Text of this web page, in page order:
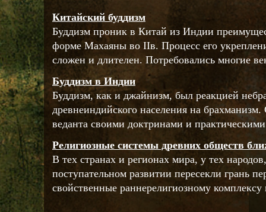
Китайский буддизм
Буддизм проник в Китай из Индии
форме Махаяны во IIв. Процесс его
сложен и длителен. Потребовались многие
Буддизм в Индии
Буддизм, как и джайнизм, был реакцией
древнеиндийского населения на
веданта своими доктринами и
Религиозные системы древних обществ
В тех странах и регионах мира, у тех
поступательном развитии пересекли грань
свойственные раннерелигиозному